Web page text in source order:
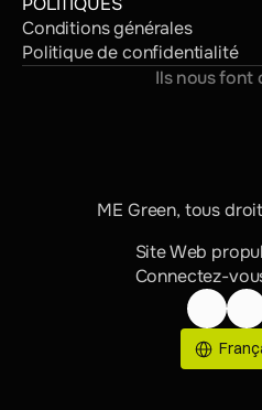
Conditions générales
Politique de confidentialité
Ils nous font
ME Green, tous
Site Web
Select
Connectez-